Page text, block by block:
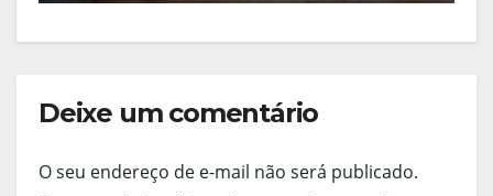
Deixe um comentário
O seu endereço de e-mail não será publicado.